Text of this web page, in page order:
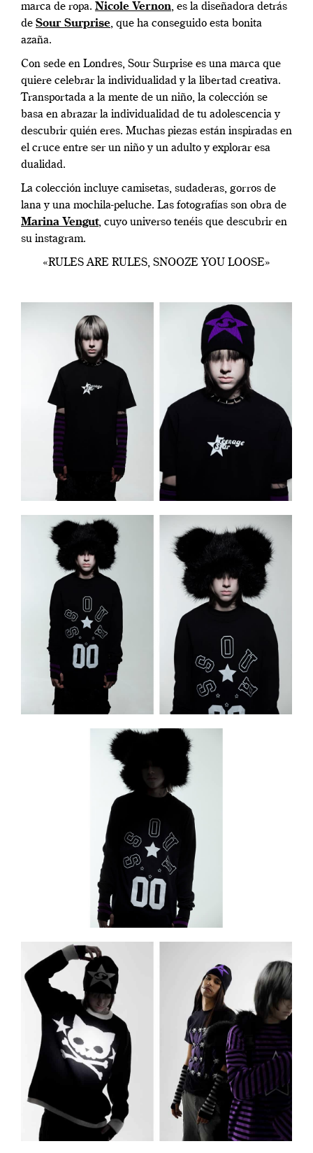
marca de ropa. Nicole Vernon, es la diseñadora detrás
de Sour Surprise, que ha conseguido esta bonita
azaña.
Con sede en Londres, Sour Surprise es una marca que
quiere celebrar la individualidad y la libertad creativa.
Transportada a la mente de un niño, la colección se
basa en abrazar la individualidad de tu adolescencia y
descubrir quién eres. Muchas piezas están inspiradas en
el cruce entre ser un niño y un adulto y explorar esa
dualidad.
La colección incluye camisetas, sudaderas, gorros de
lana y una mochila-peluche. Las fotografías son obra de
Marina Vengut, cuyo universo tenéis que descubrir en
su instagram.
«RULES ARE RULES, SNOOZE YOU LOOSE»